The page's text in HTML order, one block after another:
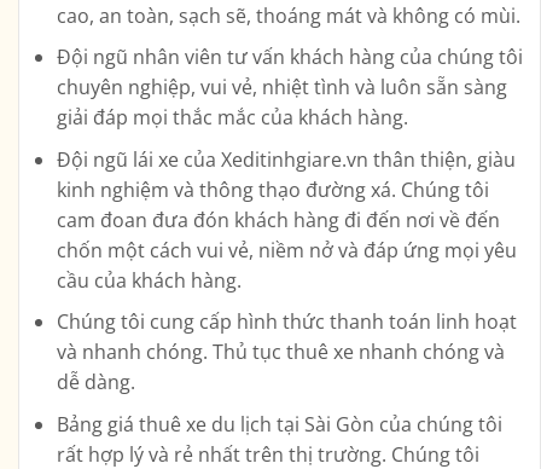
cao, an toàn, sạch sẽ, thoáng mát và không có mùi.
Đội ngũ nhân viên tư vấn khách hàng của chúng tôi
chuyên nghiệp, vui vẻ, nhiệt tình và luôn sẵn sàng
giải đáp mọi thắc mắc của khách hàng.
Đội ngũ lái xe của Xeditinhgiare.vn thân thiện, giàu
kinh nghiệm và thông thạo đường xá. Chúng tôi
cam đoan đưa đón khách hàng đi đến nơi về đến
chốn một cách vui vẻ, niềm nở và đáp ứng mọi yêu
cầu của khách hàng.
Chúng tôi cung cấp hình thức thanh toán linh hoạt
và nhanh chóng. Thủ tục thuê xe nhanh chóng và
dễ dàng.
Bảng giá thuê xe du lịch tại Sài Gòn của chúng tôi
rất hợp lý và rẻ nhất trên thị trường. Chúng tôi